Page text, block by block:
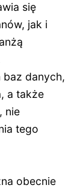
się
jak i
danych,
a także
nie
tego
obecnie